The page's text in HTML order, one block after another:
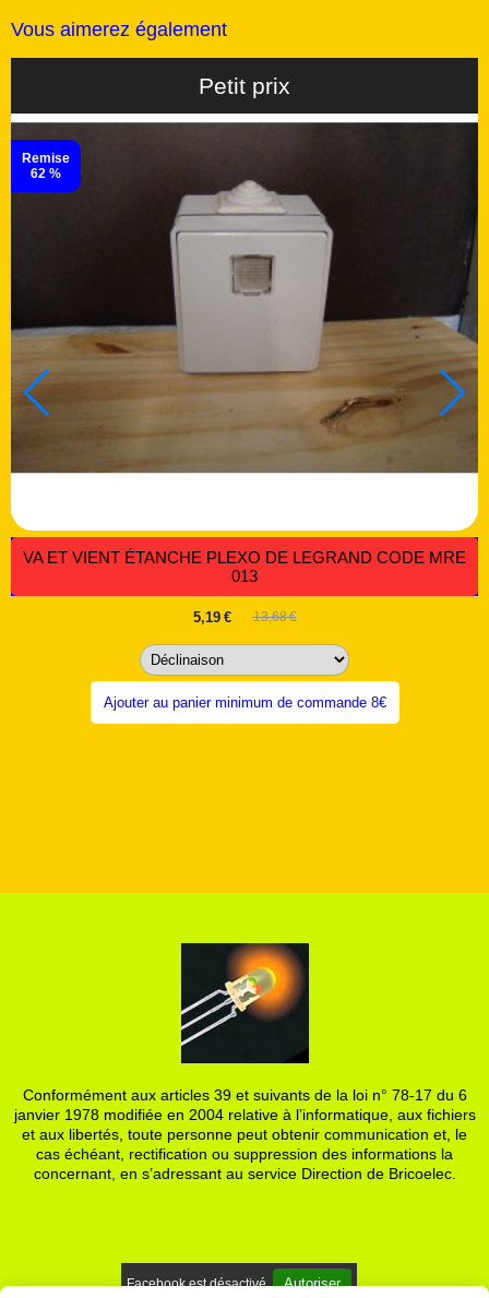
Vous aimerez également
Remise
62 %
VA ET VIENT ÉTANCHE PLEXO DE LEGRAND CODE MRE
013
5,19€ 13,68€
Ajouter au panier minimum de commande 8€
Petit prix
Conformément aux articles 39 et suivants de la loi n° 78-17 du 6
janvier 1978 modifiée en 2004 relative à l’informatique, aux fichiers
et aux libertés, toute personne peut obtenir communication et, le
cas échéant, rectification ou suppression des informations la
concernant, en s’adressant au service Direction de Bricoelec.
Facebook est désactivé. Autoriser